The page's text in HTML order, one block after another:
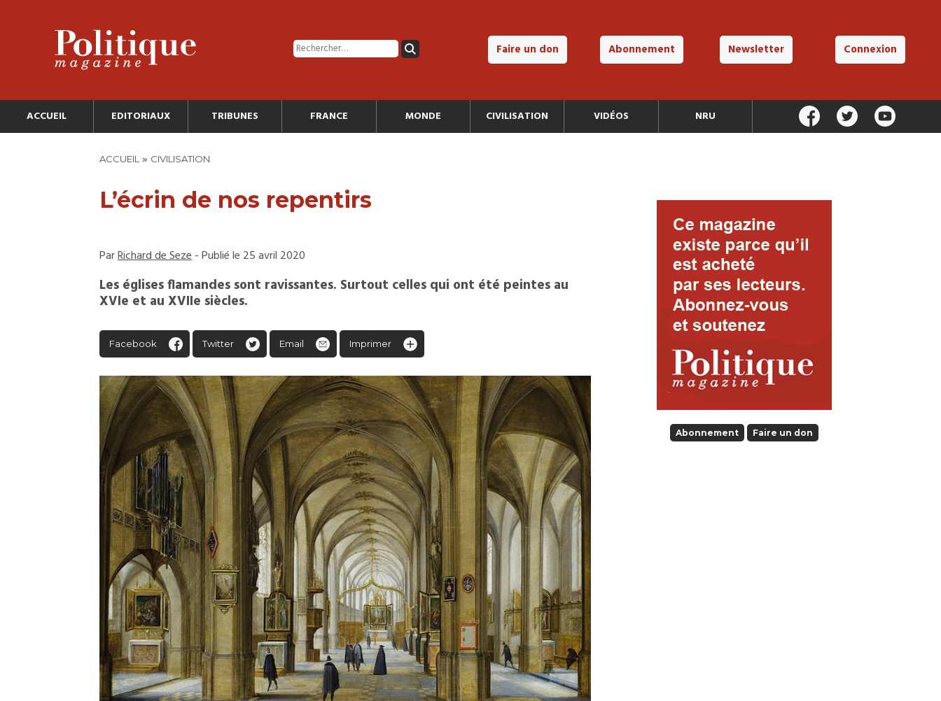
Faire un don Abonnement Newsletter Connexion
ACCUEIL EDITORIAUX TRIBUNES FRANCE MONDE CIVILISATION VIDÉOS NRU
ACCUEIL » CIVILISATION
L’écrin de nos repentirs
ParRichard de Seze- Publié le 25 avril 2020
Les églises flamandes sont ravissantes. Surtout celles qui ont été peintes au
XVIe et au XVIIe siècles.
Facebook Twitter Email Imprimer
Abonnement Faire un don